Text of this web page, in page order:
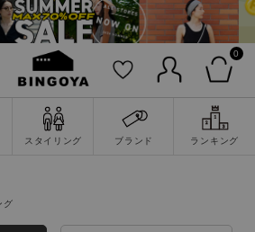
0
スタイリング ブランド ランキング
詳細検索